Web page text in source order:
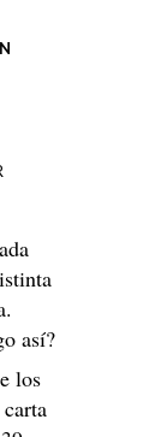
así?
los